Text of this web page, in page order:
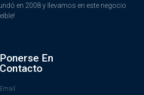
en 2008 y llevamos en este negocio
Ponerse En
Contacto
Email: